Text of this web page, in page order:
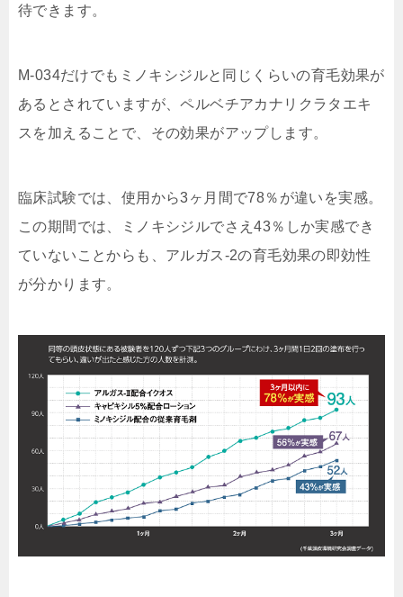
待できます。
M-034だけでもミノキシジルと同じくらいの育毛効果が
あるとされていますが、ペルベチアカナリクラタエキ
スを加えることで、その効果がアップします。
臨床試験では、使用から3ヶ月間で78％ が違いを実感。
この期間では、
ミノキシジルでさえ43％ しか実感でき
ていないことからも、アルガス-2の育毛効果の即効性
が分かります。